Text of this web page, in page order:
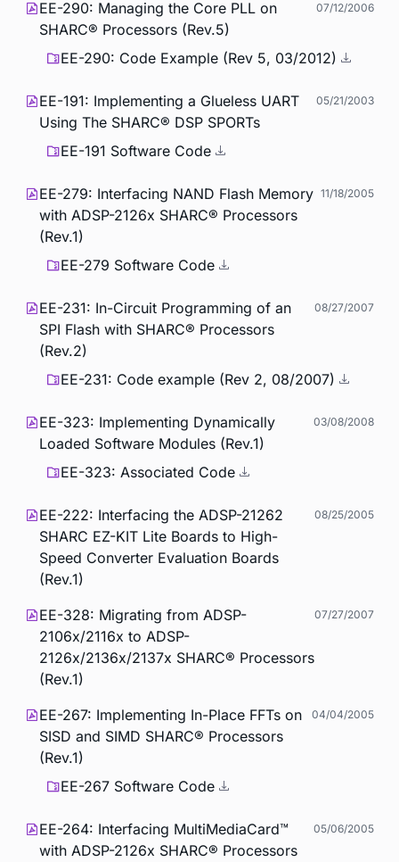
EE-290: Managing the Core PLL on
SHARC® Processors (Rev.5)
07/12/2006
EE-290: Code Example (Rev 5, 03/2012)
EE-191: Implementing a Glueless UART
Using The SHARC® DSP SPORTs
05/21/2003
EE-191 Software Code
EE-279: Interfacing NAND Flash Memory
with ADSP-2126x SHARC® Processors
(Rev.1)
11/18/2005
EE-279 Software Code
EE-231: In-Circuit Programming of an
SPI Flash with SHARC® Processors
(Rev.2)
08/27/2007
EE-231: Code example (Rev 2, 08/2007)
EE-323: Implementing Dynamically
Loaded Software Modules (Rev.1)
03/08/2008
EE-323: Associated Code
EE-222: Interfacing the ADSP-21262
SHARC EZ-KIT Lite Boards to High-
Speed Converter Evaluation Boards
(Rev.1)
08/25/2005
EE-328: Migrating from ADSP-
2106x/2116x to ADSP-
2126x/2136x/2137x SHARC® Processors
(Rev.1)
07/27/2007
EE-267: Implementing In-Place FFTs on
SISD and SIMD SHARC® Processors
(Rev.1)
04/04/2005
EE-267 Software Code
EE-264: Interfacing MultiMediaCard™
with ADSP-2126x SHARC® Processors
05/06/2005